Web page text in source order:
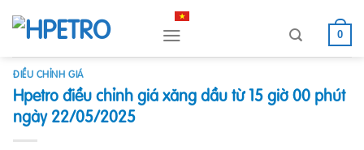
content
0
ĐIỀU CHỈNH GIÁ
Hpetro điều chỉnh giá xăng dầu từ 15 giờ 00 phút
ngày 22/05/2025